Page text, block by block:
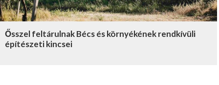
Ősszel feltárulnak Bécs és környékének rendkívüli
építészeti kincsei